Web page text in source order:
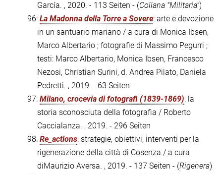
García. , 2020. - 113 Seiten - (Collana "Militaria")
96: La Madonna della Torre a Sovere: arte e devozione
in un santuario mariano / a cura di Monica Ibsen,
Marco Albertario ; fotografie di Massimo Pegurri ;
testi: Marco Albertario, Monica Ibsen, Francesco
Nezosi, Christian Surini, d. Andrea Pilato, Daniela
Pedretti. , 2019. - 63 Seiten
97: Milano, crocevia di fotografi (1839-1869): la
storia sconosciuta della fotografia / Roberto
Caccialanza. , 2019. - 296 Seiten
98: Re_actions: strategie, obiettivi, interventi per la
rigenerazione della città di Cosenza / a cura
diMaurizio Aversa. , 2019. - 137 Seiten - (Rigenera)